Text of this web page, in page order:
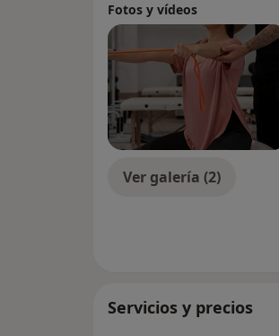
Fotos y vídeos
Ver galería (2)
Servicios y precios